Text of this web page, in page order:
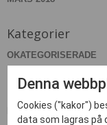
Kategorier
OKATEGORISERADE
Meta
LOGGA IN
Denna
Cookies ("kakor")
data som lagras på